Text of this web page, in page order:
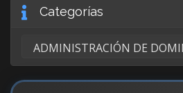
Categorías